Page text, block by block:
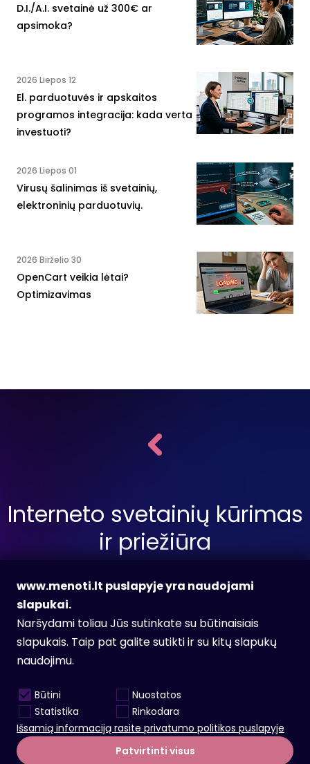
D.I./A.I. svetainė už 300€ ar
apsimoka?
2026 Liepos 12
El. parduotuvės ir apskaitos
programos integracija: kada verta
investuoti?
2026 Liepos 01
Virusų šalinimas iš svetainių,
elektroninių parduotuvių.
2026 Birželio 30
OpenCart veikia lėtai?
Optimizavimas
Interneto svetainių kūrimas
ir priežiūra
Siųsti užklausą
Instagram
info@menoti.lt
Karjera
www.menoti.lt puslapyje yra naudojami
slapukai.
Naršydami toliau Jūs sutinkate su būtinaisiais
slapukais. Taip pat galite sutikti ir su kitų slapukų
naudojimu.
Būtini
Nuostatos
Statistika
Rinkodara
Išsamią informaciją rasite privatumo politikos puslapyje
Patvirtinti visus